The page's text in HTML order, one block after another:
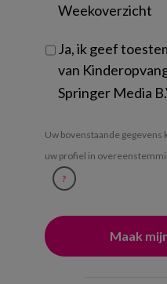
Weekoverzicht
Ja, ik geef
van
Springer Media
Uw bovenstaande
uw profiel in
?